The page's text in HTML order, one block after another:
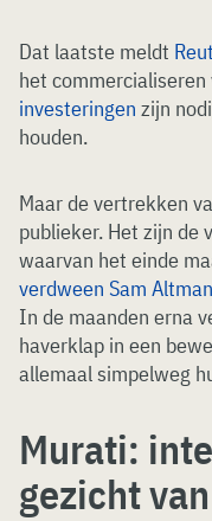
Dat laatste meldt
het
investeringen zijn
houden.
Maar de vertrekken
publieker. Het zijn de
waarvan het einde
verdween Sam Altman
In de maanden erna
haverklap in een
allemaal simpelweg
Murati:
gezicht